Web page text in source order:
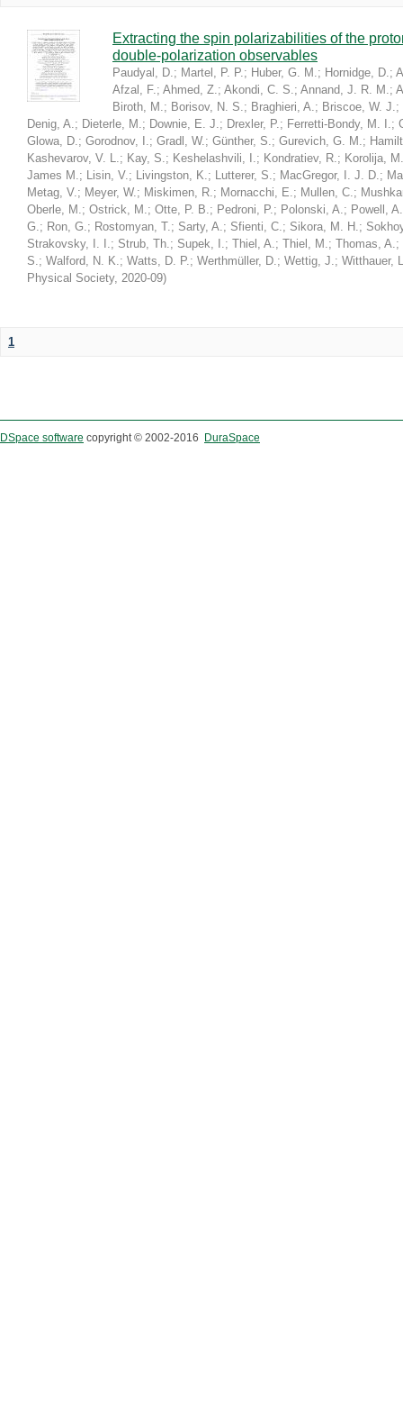
Extracting the spin polarizabilities of the
double-polarization observables
Paudyal, D.; Martel, P. P.; Huber, G. M.; Hornidge, D.;
Afzal, F.; Ahmed, Z.; Akondi, C. S.; Annand, J. R. M.;
Biroth, M.; Borisov, N. S.; Braghieri, A.; Briscoe, W. J.;
Denig, A.; Dieterle, M.; Downie, E. J.; Drexler, P.; Ferretti-Bondy, M. I.;
Glowa, D.; Gorodnov, I.; Gradl, W.; Günther, S.; Gurevich, G. M.;
Kashevarov, V. L.; Kay, S.; Keshelashvili, I.; Kondratiev, R.; Korolija, M.
James M.; Lisin, V.; Livingston, K.; Lutterer, S.; MacGregor, I. J. D.;
Metag, V.; Meyer, W.; Miskimen, R.; Mornacchi, E.; Mullen, C.;
Oberle, M.; Ostrick, M.; Otte, P. B.; Pedroni, P.; Polonski, A.; Powell, A.
G.; Ron, G.; Rostomyan, T.; Sarty, A.; Sfienti, C.; Sikora, M. H.;
Strakovsky, I. I.; Strub, Th.; Supek, I.; Thiel, A.; Thiel, M.; Thomas, A.;
S.; Walford, N. K.; Watts, D. P.; Werthmüller, D.; Wettig, J.; Witthauer,
Physical Society, 2020-09)
1
DSpace software copyright © 2002-2016 DuraSpace